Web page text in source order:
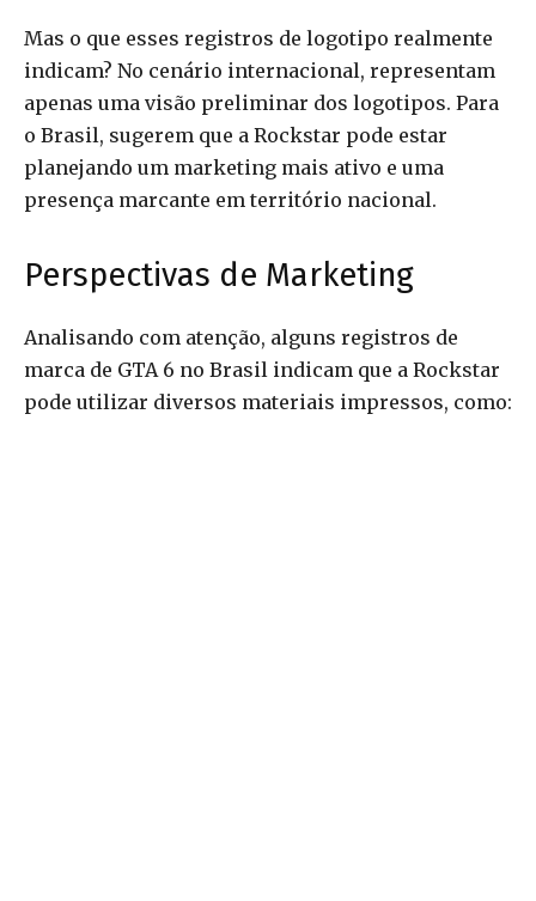
Mas o que esses registros de logotipo realmente
indicam? No cenário internacional, representam
apenas uma visão preliminar dos logotipos. Para
o Brasil, sugerem que a Rockstar pode estar
planejando um marketing mais ativo e uma
presença marcante em território nacional.
Perspectivas de Marketing
Analisando com atenção, alguns registros de
marca de GTA 6 no Brasil indicam que a Rockstar
pode utilizar diversos materiais impressos, como: